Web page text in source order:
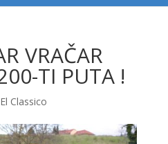
VRAČAR
TI PUTA !
El Classico